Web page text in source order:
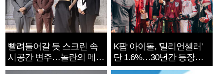
빨려들어갈 듯 스크린 속
시공간 변주…놀란의 메시
지는 ‘전쟁 속죄’
K팝 아이돌, '밀리언셀러'
단 1.6%…30년간 등장
1182개팀 전수조사